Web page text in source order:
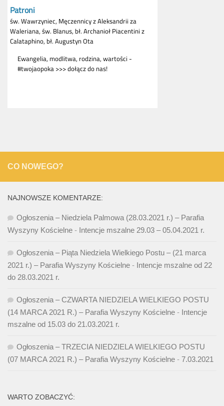
CO NOWEGO?
NAJNOWSZE KOMENTARZE:
Ogłoszenia – Niedziela Palmowa (28.03.2021 r.) – Parafia
Wyszyny Kościelne - Intencje mszalne 29.03 – 05.04.2021 r.
Ogłoszenia – Piąta Niedziela Wielkiego Postu – (21 marca
2021 r.) – Parafia Wyszyny Kościelne - Intencje mszalne od 22
do 28.03.2021 r.
Ogłoszenia – CZWARTA NIEDZIELA WIELKIEGO POSTU
(14 MARCA 2021 R.) – Parafia Wyszyny Kościelne - Intencje
mszalne od 15.03 do 21.03.2021 r.
Ogłoszenia – TRZECIA NIEDZIELA WIELKIEGO POSTU
(07 MARCA 2021 R.) – Parafia Wyszyny Kościelne - 7.03.2021
WARTO ZOBACZYĆ: